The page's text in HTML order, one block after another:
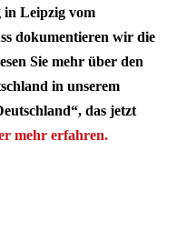
in Leipzig vom
dokumentieren wir die
Sie mehr über den
in unserem
das jetzt
mehr erfahren.